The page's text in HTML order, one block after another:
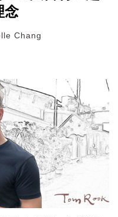
念
Chang